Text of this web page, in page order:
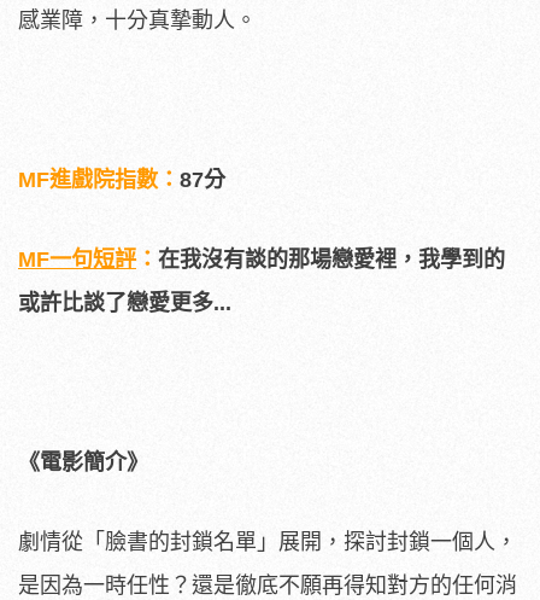
感業障，十分真摯動人。
MF進戲院指數 ： 87分
MF一句短評： 在我沒有談的那場戀愛裡，我學到的
或許比談了戀愛更多...
《電影簡介》
劇情從「臉書的封鎖名單」展開， 探討封鎖一個人，
是因為一時任性？ 還是徹底不願再得知對方的任何消